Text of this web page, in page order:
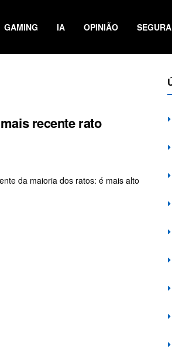
GAMING IA OPINIÃO
recente rato
da maioria dos ratos: é mais alto